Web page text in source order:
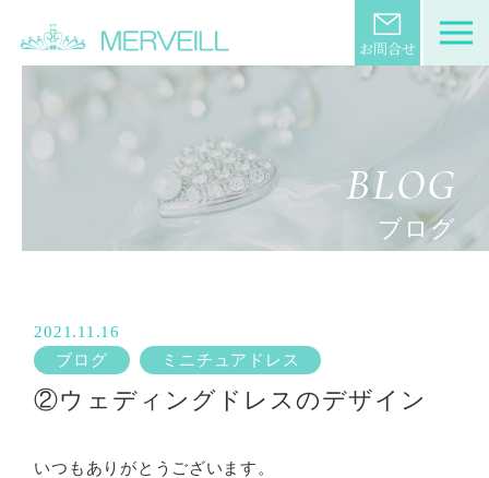
BLOG
ブログ
2021.11.16
ブログ
ミニチュアドレス
②ウェディングドレスのデザイン
いつもありがとうございます。